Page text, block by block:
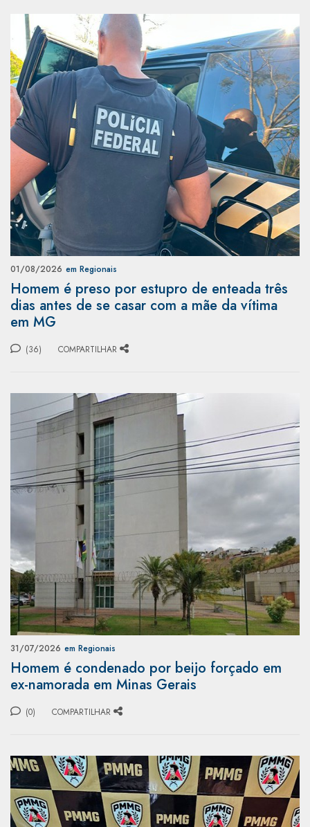
01/08/2026 em Regionais
Homem é preso por estupro de enteada três
dias antes de se casar com a mãe da vítima
em MG
(36) COMPARTILHAR
31/07/2026 em Regionais
Homem é condenado por beijo forçado em
ex-namorada em Minas Gerais
(0) COMPARTILHAR